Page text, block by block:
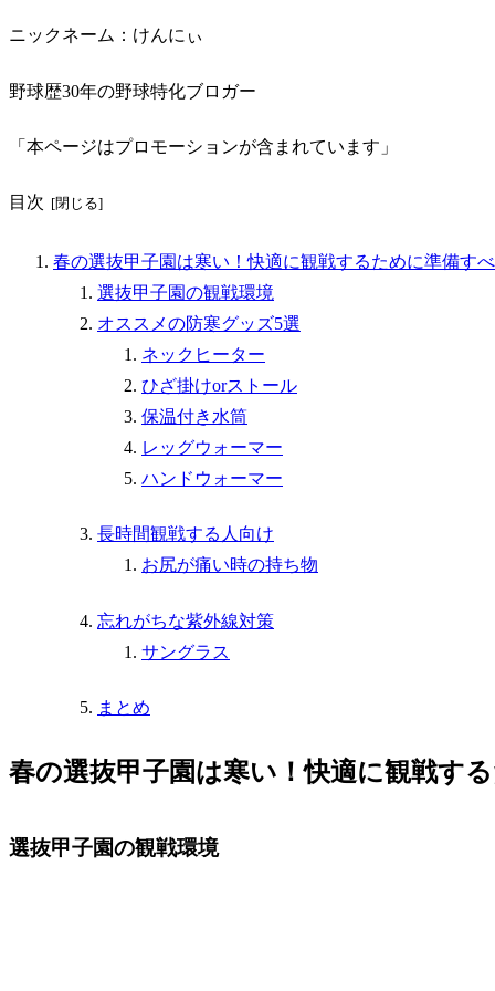
ニックネーム：けんにぃ
野球歴30年の野球特化ブロガー
「本ページはプロモーションが含まれています」
目次
春の選抜甲子園は寒い！快適に観戦するために準備す
選抜甲子園の観戦環境
オススメの防寒グッズ5選
ネックヒーター
ひざ掛けorストール
保温付き水筒
レッグウォーマー
ハンドウォーマー
長時間観戦する人向け
お尻が痛い時の持ち物
忘れがちな紫外線対策
サングラス
まとめ
春の選抜甲子園は寒い！快適に観戦す
選抜甲子園の観戦環境